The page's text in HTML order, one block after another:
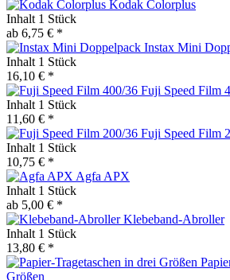
Kodak Colorplus
Inhalt 1 Stück
ab 6,75 € *
Instax Mini
Inhalt 1 Stück
16,10 € *
Fuji Speed Film
Inhalt 1 Stück
11,60 € *
Fuji Speed Film
Inhalt 1 Stück
10,75 € *
Agfa APX
Inhalt 1 Stück
ab 5,00 € *
Klebeband-Abroller
Inhalt 1 Stück
13,80 € *
Größen